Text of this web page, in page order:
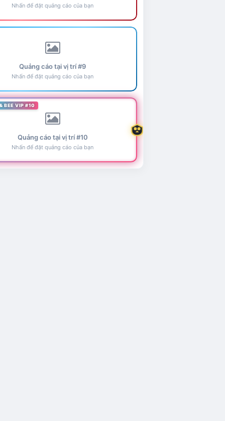
Nhấn để đặt quảng cáo của bạn
Quảng cáo tại vị trí #9
Nhấn để đặt quảng cáo của bạn
BEE VIP #10
Quảng cáo tại vị trí #10
Nhấn để đặt quảng cáo của bạn